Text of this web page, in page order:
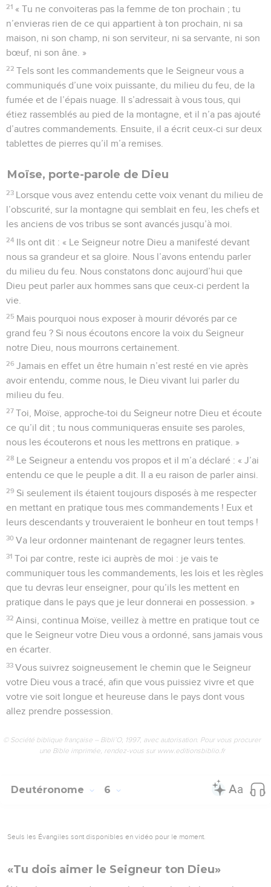
21 « Tu ne convoiteras pas la femme de ton prochain ; tu
n’envieras rien de ce qui appartient à ton prochain, ni sa
maison, ni son champ, ni son serviteur, ni sa servante, ni son
bœuf, ni son âne. »
22 Tels sont les commandements que le Seigneur vous a
communiqués d’une voix puissante, du milieu du feu, de la
fumée et de l’épais nuage. Il s’adressait à vous tous, qui
étiez rassemblés au pied de la montagne, et il n’a pas ajouté
d’autres commandements. Ensuite, il a écrit ceux-ci sur deux
tablettes de pierres qu’il m’a remises.
Moïse, porte-parole de Dieu
23 Lorsque vous avez entendu cette voix venant du milieu de
l’obscurité, sur la montagne qui semblait en feu, les chefs et
les anciens de vos tribus se sont avancés jusqu’à moi.
24 Ils ont dit : « Le Seigneur notre Dieu a manifesté devant
nous sa grandeur et sa gloire. Nous l’avons entendu parler
du milieu du feu. Nous constatons donc aujourd’hui que
Dieu peut parler aux hommes sans que ceux-ci perdent la
vie.
25 Mais pourquoi nous exposer à mourir dévorés par ce
grand feu ? Si nous écoutons encore la voix du Seigneur
notre Dieu, nous mourrons certainement.
26 Jamais en effet un être humain n’est resté en vie après
avoir entendu, comme nous, le Dieu vivant lui parler du
milieu du feu.
27 Toi, Moïse, approche-toi du Seigneur notre Dieu et écoute
ce qu’il dit ; tu nous communiqueras ensuite ses paroles,
nous les écouterons et nous les mettrons en pratique. »
28 Le Seigneur a entendu vos propos et il m’a déclaré : « J’ai
entendu ce que le peuple a dit. Il a eu raison de parler ainsi.
29 Si seulement ils étaient toujours disposés à me respecter
en mettant en pratique tous mes commandements ! Eux et
leurs descendants y trouveraient le bonheur en tout temps !
30 Va leur ordonner maintenant de regagner leurs tentes.
31 Toi par contre, reste ici auprès de moi : je vais te
communiquer tous les commandements, les lois et les règles
que tu devras leur enseigner, pour qu’ils les mettent en
pratique dans le pays que je leur donnerai en possession. »
32 Ainsi, continua Moïse, veillez à mettre en pratique tout ce
que le Seigneur votre Dieu vous a ordonné, sans jamais vous
en écarter.
33 Vous suivrez soigneusement le chemin que le Seigneur
votre Dieu vous a tracé, afin que vous puissiez vivre et que
votre vie soit longue et heureuse dans le pays dont vous
allez prendre possession.
© Société biblique française – Bibli’O, 1997, avec autorisation. Pour vous procurer
une Bible imprimée, rendez-vous sur www.editionsbiblio.fr
Deutéronome 6
Seuls les Évangiles sont disponibles en vidéo pour le moment.
«Tu dois aimer le Seigneur ton Dieu»